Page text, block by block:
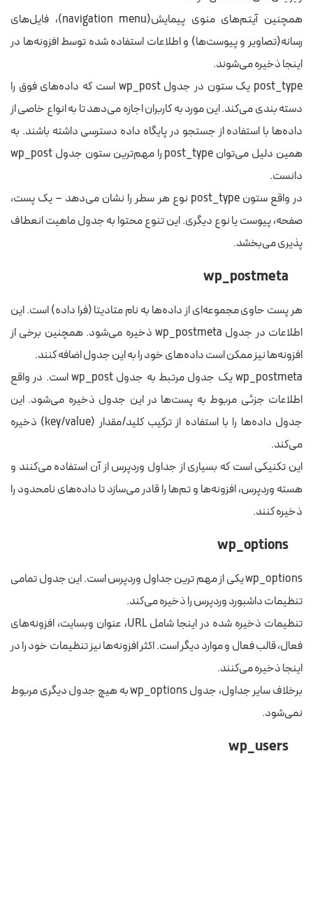
همچنین آیتم‌های منوی پیمایش(navigation menu)، فایل‌های
رسانه(تصاویر و پیوست‌ها) و اطلاعات استفاده شده توسط افزونه‌ها در
اینجا ذخیره می‌شوند.
post_type یک ستون در جدول wp_post است که داده‌های فوق را
دسته بندی می‌کند. این مورد به کاربران اجازه می‌دهد تا به انواع خاصی از
داده‌ها با استفاده از جستجو در پایگاه داده دسترسی داشته باشند. به
همین دلیل می‌توان post_type را مهم‌ترین ستون جدول wp_post
دانست.
در واقع ستون post_type نوع هر سطر را نشان می‌دهد – یک پست،
صفحه، پیوست یا نوع دیگری. این تنوع محتوا به جدول ماهیت انعطاف
پذیری می‌بخشد.
wp_postmeta
هر پست حاوی مجموعه‌ای از داده‌ها به نام متادیتا (فرا داده) است. این
اطلاعات در جدول wp_postmeta ذخیره می‌شود. همچنین برخی از
افزونه‌ها نیز ممکن است داده‌های خود را به این جدول اضافه کنند.
wp_postmeta یک جدول مرتبط به جدول wp_post است. در واقع
اطلاعات جزئی مربوط به پست‌ها در این جدول ذخیره می‌شود. این
جدول داده‌ها را با استفاده از ترکیب کلید/مقدار (key/value) ذخیره
می‌کند.
این تکنیکی است که بسیاری از جداول وردپرس از آن استفاده می‌کنند و
هسته وردپرس، افزونه‌ها و تم‌ها را قادر می‌سازد تا داده‌های نامحدود را
ذخیره کنند.
wp_options
wp_options یکی از مهم ترین جداول وردپرس است. این جدول تمامی
تنظیمات داشبورد وردپرس را ذخیره می‌کند.
تنظیمات ذخیره شده در اینجا شامل URL، عنوان وبسایت، افزونه‌های
فعال، قالب فعال و موارد دیگر است. اکثر افزونه‌ها نیز تنظیمات خود را در
اینجا ذخیره می‌کنند.
برخلاف سایر جداول، جدول wp_options به هیچ جدول دیگری مربوط
نمی‌شود.
wp_users